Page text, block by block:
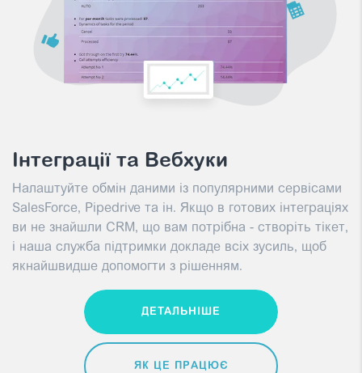
Інтеграції та Вебхуки
Налаштуйте обмін даними із популярними сервісами
SalesForce, Pipedrive та ін. Якщо в готових інтеграціях
ви не знайшли CRM, що вам потрібна - створіть тікет,
і наша служба підтримки докладе всіх зусиль, щоб
якнайшвидше допомогти з рішенням.
ДЕТАЛЬНІШЕ
ЯК ЦЕ ПРАЦЮЄ